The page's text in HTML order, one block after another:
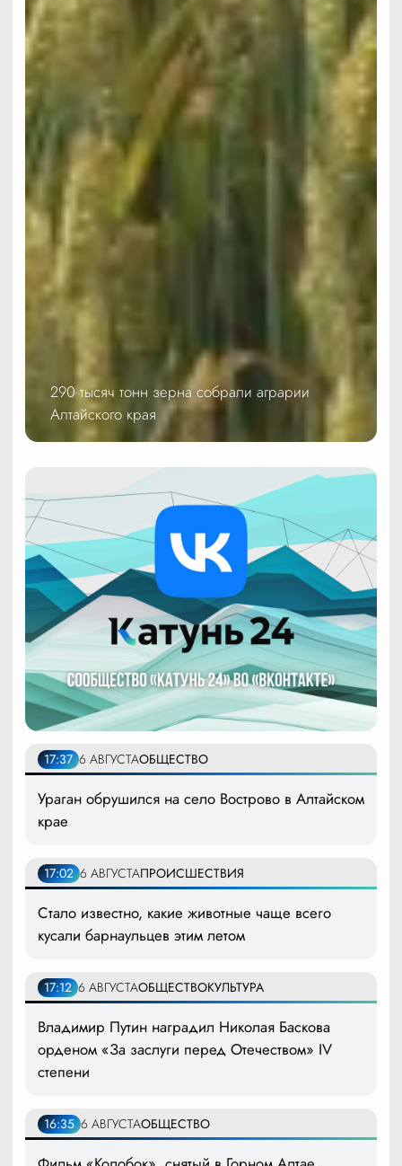
290 тысяч тонн зерна собрали аграрии
Алтайского края
17:37 6 АВГУСТАОБЩЕСТВО
Ураган обрушился на село Вострово в Алтайском
крае
17:02 6 АВГУСТАПРОИСШЕСТВИЯ
Стало известно, какие животные чаще всего
кусали барнаульцев этим летом
17:12 6 АВГУСТАОБЩЕСТВОКУЛЬТУРА
Владимир Путин наградил Николая Баскова
орденом «За заслуги перед Отечеством» IV
степени
16:35 6 АВГУСТАОБЩЕСТВО